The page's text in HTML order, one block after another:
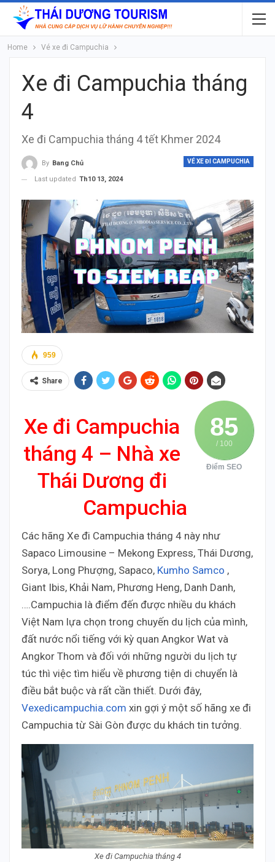
Home Vé xe đi Campuchia
Xe đi Campuchia tháng
4
Xe đi Campuchia tháng 4 tết Khmer 2024
VÉ XE ĐI CAMPUCHIA
By Bang Chủ
Last updated Th10 13, 2024
959
Share
85
/ 100
Điểm SEO
Xe đi Campuchia
tháng 4 – Nhà xe
Thái Dương đi
Campuchia
Các hãng Xe đi Campuchia tháng 4 này như
Sapaco Limousine – Mekong Express, Thái Dương,
Sorya, Long Phượng, Sapaco, Kumho Samco ,
Giant Ibis, Khải Nam, Phương Heng, Danh Danh,
….Campuchia là điểm đến được nhiều du khách
Việt Nam lựa chọn trong chuyến du lịch của mình,
đất nước nổi tiếng với kỳ quan Angkor Wat và
Angkor Thom và đối với những người du lịch tự
túc thì việc tìm hiểu về phương tiện di chuyển là
điều bắt buộc và rất cần thiết. Dưới đây,
Vexedicampuchia.com xin gợi ý một số hãng xe đi
Campuchia từ Sài Gòn được du khách tin tưởng.
Xe đi Campuchia tháng 4